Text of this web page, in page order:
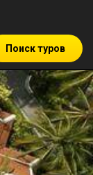
Поиск туров